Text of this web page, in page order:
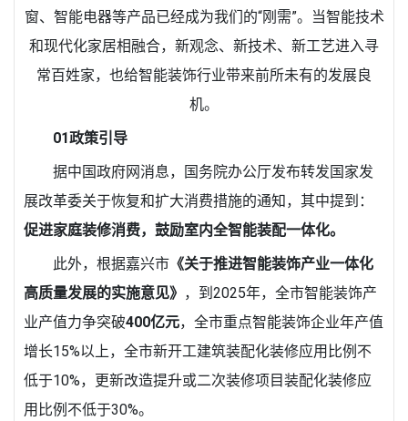
窗、智能电器等产品已经成为我们的“刚需”。当智能技术
和现代化家居相融合，新观念、新技术、新工艺进入寻
常百姓家，也给智能装饰行业带来前所未有的发展良
机。
01政策引导
据中国政府网消息，国务院办公厅发布转发国家发
展改革委关于恢复和扩大消费措施的通知，其中提到：
促进家庭装修消费，鼓励室内全智能装配一体化。
此外，根据嘉兴市 《关于推进智能装饰产业一体化
高质量发展的实施意见》 ，到2025年，全市智能装饰产
业产值力争突破400亿元，全市重点智能装饰企业年产值
增长15%以上，全市新开工建筑装配化装修应用比例不
低于10%，更新改造提升或二次装修项目装配化装修应
用比例不低于30%。